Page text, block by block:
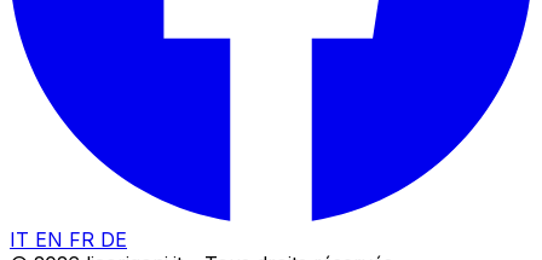
IT EN FR DE